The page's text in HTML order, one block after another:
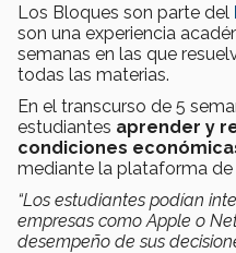
Los Bloques son parte del
son una experiencia
semanas en las que
todas las materias.
En el transcurso de 5
estudiantes aprender y
condiciones
mediante la plataforma de
“Los estudiantes podían
empresas como Apple o
desempeño de sus